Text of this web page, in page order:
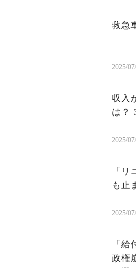
救急
2025/
収入
は？
2025/
「
も止
2025/
「
政権